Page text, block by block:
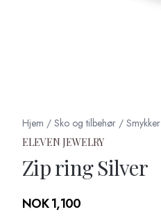
Hjem / Sko og tilbehør / Smykker
ELEVEN JEWELRY
Zip ring Silver
Produktdetaljer
NOK 1,100